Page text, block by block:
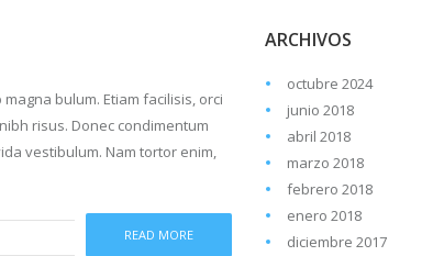
bulum. Etiam facilisis, orci
risus. Donec condimentum
vestibulum. Nam tortor enim,
READ MORE
ARCHIVOS
octubre 2024
junio 2018
abril 2018
marzo 2018
febrero 2018
enero 2018
diciembre 2017